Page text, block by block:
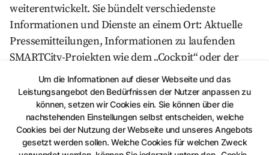
Um die Informationen auf dieser Webseite und das
Leistungsangebot den Bedürfnissen der Nutzer anpassen zu
können, setzen wir Cookies ein. Sie können über die
nachstehenden Einstellungen selbst entscheiden, welche
Cookies bei der Nutzung der Webseite und unseres Angebots
gesetzt werden sollen. Welche Cookies für welchen Zweck
weiterentwickelt. Sie bündelt verschiedenste
Informationen und Dienste an einem Ort: Aktuelle
Pressemitteilungen, Informationen zu laufenden
SMARTCity-Projekten wie dem „Cockpit“ oder der
Abfall-App, Fahrgastinformationen der GVB Verkehrs-
und Betriebsgesellschaft Gera GmbH sowie das
GeoPortal für Stadt- und Umweltdaten. Zukünftig soll
die App um Funktionen wie digitale Stadtrundgänge
erweitert werden, bei denen Audioguides in